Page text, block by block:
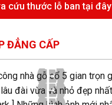
cứu thước lỗ ban tại đây
ĐẲNG CẤP